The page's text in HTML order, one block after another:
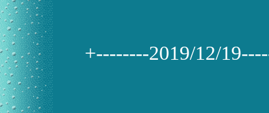
+--------2019/12/